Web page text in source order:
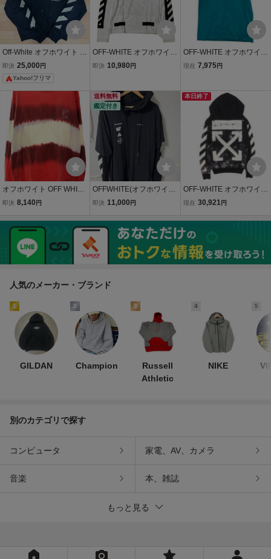
Off-White オフホワイト 2
0SS Tape Arrows Hoodie
即決 25,000 円
Yahoo!フリマ
OFF-WHITE オフホワイト
WHITE ロゴ バイアスプリ
国内正規品 ポルトガル製
即決 10,980 円
OFF-WHITE オフホワイト
OMAA027R20185002 20
ブルー系
現在 7,975円
オフホワイト OFF WHITE
20SS バックアロー タイ
OMAB001S20185025 ロ
ンT 【ブランド古着ベク
トル】☆AA★260218
即決 8,140 円
送料無料
鑑定付き
OFFWHITE(オフホワイト)
Diag Mariana Double Tee
レイヤードプリント パー
カー L OMAB033E1918
5005 Off-White
即決 11,000 円
本日終了
OFF-WHITE オフホワイト
パーカー ブラック 黒 サイ
ローマーク フルジップ ス
ウェットパーカー フーデ
ィー
現在 30,921 円
人気のメーカー・ブランド
1
GILDAN
2
Champion
3
Russell
Athletic
4
NIKE
5
別のカテゴリで探す
コンピュータ 家電、AV、カメラ
音楽 本、雑誌
もっと見る